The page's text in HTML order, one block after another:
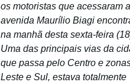
os motoristas que acessaram a
avenida Maurílio Biagi
na manhã desta sexta-feira
Uma das principais vias da
que passa pelo Centro e
Leste e Sul, estava totalmente